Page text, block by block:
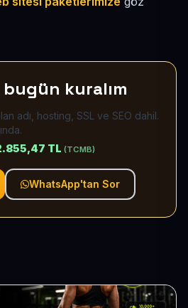
kuralım
adı, hosting, SSL ve SEO dahil.
TL (TCMB)
WhatsApp'tan Sor